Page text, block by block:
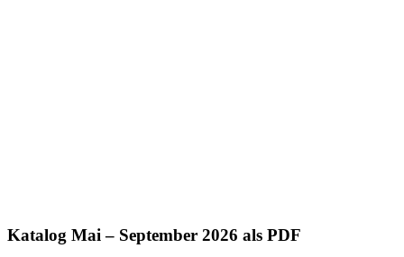
Katalog Mai – September 2026 als PDF